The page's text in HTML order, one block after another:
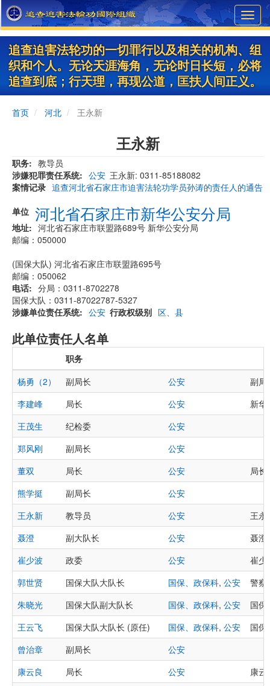
Skip
to
main
content
追查迫害法轮功的一切罪行以及相关的机构、组
织和个人。无论天涯海角，无论时日长短，必将
追查到底；行天理，再现公道，匡扶人间正义。
首页 河北 王永新
王永新
职务
教导员
涉嫌犯罪责任系统
公安 王永新: 0311-85188082
案情记录 追查河北省石家庄市迫害法轮功学员孙涛的责任人的通告
单位 河北省石家庄市新华公安分局
地址
河北省石家庄市联盟路689号 新华公安分局
邮编：050000
(国保大队) 河北省石家庄市联盟路695号
邮编：050062
电话
分局：0311-8702278
国保大队：0311-87022787-5327
涉嫌单位责任系统
公安 行政权级别 区、县
此单位责任人名单
职务
杨勇（2）
副局长 公安
副局
李建峰
局长 公安
新华
王茂生
纪检委
公安
郑风刚
副局长
公安
董双
局长 公安
局
熊学挺
副局长
公安
王永新
教导员 公安
王永
聂澄
副大队长 公安
聂
崔少波
政委 公安
崔少
郭世贤
国保大队大队长 国保、政保科, 公安
警察
朱晓光
国保大队副大队长 国保、政保科, 公安
国
王云飞
国保大队大队长 (原任) 国保、政保科, 公安
国
曾治章
副局长
公安
康云良
局长 公安
康